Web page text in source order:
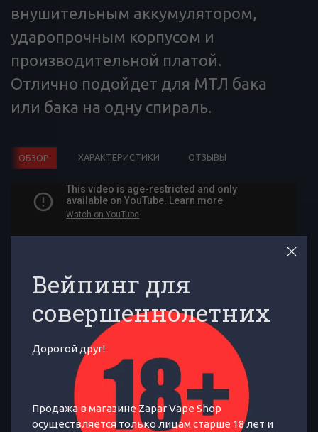
внушительным аккумулятором,
ударопрочным корпусом и
производительной платой.
Отлично подойдет для МТЛ бака
или бака на одну спираль.
ОБЗОР ХАРАКТЕРИСТИКИ ОТЗЫВЫ
Вейпинг для
совершеннолетних
Дорогой друг!
Продажа в магазине Zapar Vape Shop
осуществляется только лицам старше 18 лет и